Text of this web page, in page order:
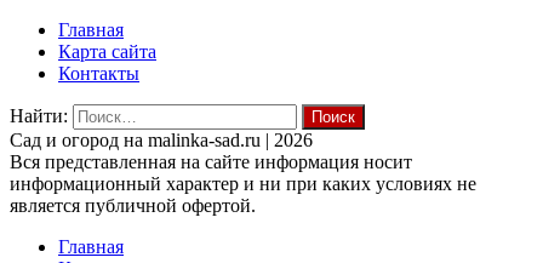
Главная
Карта сайта
Контакты
Найти:
Cад и огород на malinka-sad.ru | 2026
Вся представленная на сайте информация носит
информационный характер и ни при каких условиях не
является публичной офертой.
Главная